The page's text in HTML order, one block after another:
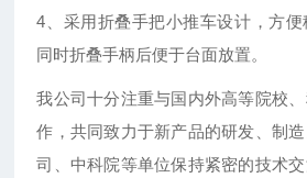
4、采用折叠手把小推车设计，方便
同时折叠手柄后便于台面放置。
我公司十分注重与国内外高等院校
作，共同致力于新产品的研发、制
司、中科院等单位保持紧密的技术